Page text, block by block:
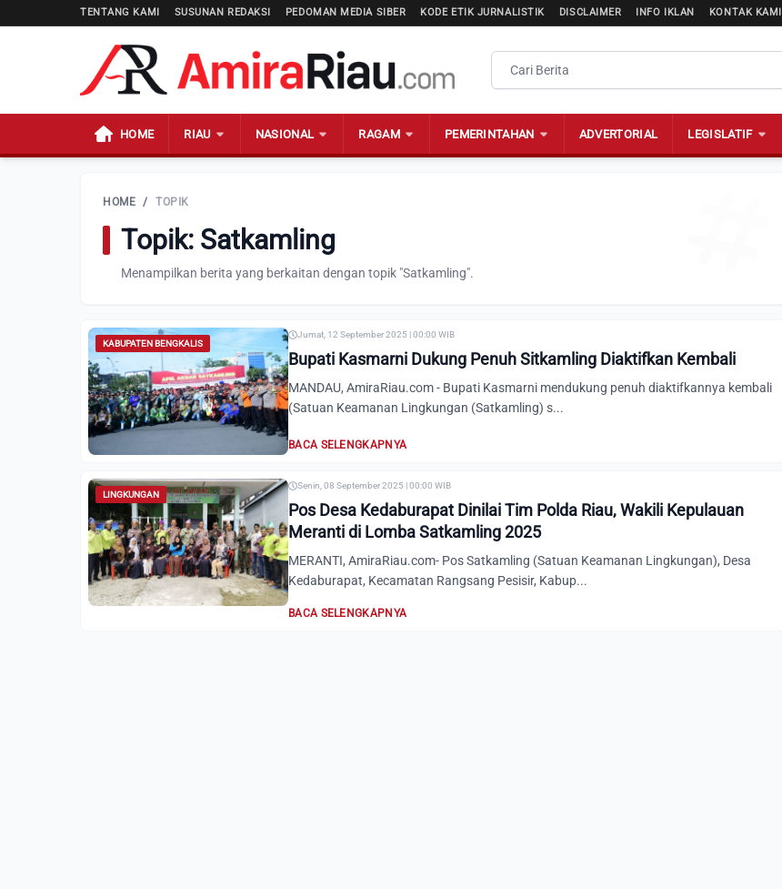
TENTANG KAMI SUSUNAN REDAKSI PEDOMAN MEDIA SIBER KODE ETIK JURNALISTIK DISCLAIMER INFO IKLAN KONTAK KAMI
HOME RIAU NASIONAL RAGAM PEMERINTAHAN ADVERTORIAL LEGISLATIF
HOME / TOPIK
Topik: Satkamling
Menampilkan berita yang berkaitan dengan topik "Satkamling".
KABUPATEN BENGKALIS
Jumat, 12 September 2025 | 00:00 WIB
Bupati Kasmarni Dukung Penuh Sitkamling Diaktifkan Kembali
MANDAU, AmiraRiau.com - Bupati Kasmarni mendukung penuh diaktifkannya kembali
(Satuan Keamanan Lingkungan (Satkamling) s...
BACA SELENGKAPNYA
LINGKUNGAN
Senin, 08 September 2025 | 00:00 WIB
Pos Desa Kedaburapat Dinilai Tim Polda Riau, Wakili Kepulauan
Meranti di Lomba Satkamling 2025
MERANTI, AmiraRiau.com- Pos Satkamling (Satuan Keamanan Lingkungan), Desa
Kedaburapat, Kecamatan Rangsang Pesisir, Kabup...
BACA SELENGKAPNYA